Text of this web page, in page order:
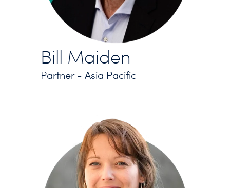
Bill Maiden
Partner - Asia Pacific